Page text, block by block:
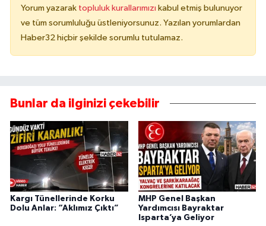
Yorum yazarak topluluk kurallarımızı kabul etmiş bulunuyor
ve tüm sorumluluğu üstleniyorsunuz. Yazılan yorumlardan
Haber32 hiçbir şekilde sorumlu tutulamaz.
Bunlar da ilginizi çekebilir
Kargı Tünellerinde Korku
Dolu Anlar: “Aklımız Çıktı”
MHP Genel Başkan
Yardımcısı Bayraktar
Isparta’ya Geliyor